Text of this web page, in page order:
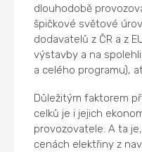
dlouhodobě
špičkové světové
dodavatelů z ČR a z
výstavby a na
a celého programu),
Důležitým faktorem
celků je i jejich
provozovatele. A ta
cenách elektřiny z